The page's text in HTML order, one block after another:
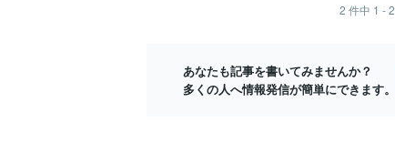
2 件中 1 - 2
あなたも記事を書いてみませんか？
多くの人へ情報発信が簡単にできます。